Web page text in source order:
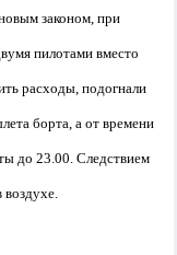
законом, при
пилотами вместо
расходы, подогнали
борта, а от времени
до 23.00. Следствием